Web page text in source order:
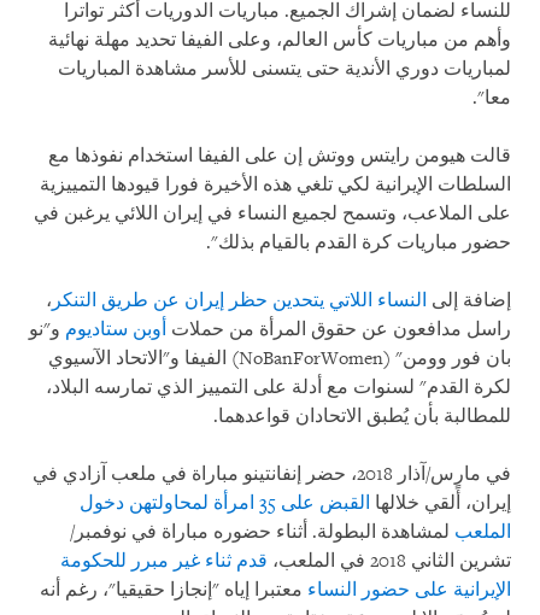
للنساء لضمان إشراك الجميع. مباريات الدوريات أكثر تواترا
وأهم من مباريات كأس العالم، وعلى الفيفا تحديد مهلة نهائية
لمباريات دوري الأندية حتى يتسنى للأسر مشاهدة المباريات
معا".
قالت هيومن رايتس ووتش إن على الفيفا استخدام نفوذها مع
السلطات الإيرانية لكي تلغي هذه الأخيرة فورا قيودها التمييزية
على الملاعب، وتسمح لجميع النساء في إيران اللائي يرغبن في
حضور مباريات كرة القدم بالقيام بذلك".
إضافة إلى النساء اللاتي يتحدين حظر إيران عن طريق التنكر ،
راسل مدافعون عن حقوق المرأة من حملات أوبن ستاديوم و"نو
بان فور وومن" (NoBanForWomen) الفيفا و"الاتحاد الآسيوي
لكرة القدم" لسنوات مع أدلة على التمييز الذي تمارسه البلاد،
للمطالبة بأن يُطبق الاتحادان قواعدهما.
في مارس/آذار 2018، حضر إنفانتينو مباراة في ملعب آزادي في
إيران، أًلقي خلالها
القبض على 35 امرأة لمحاولتهن دخول
الملعب لمشاهدة البطولة. أثناء حضوره مباراة في نوفمبر/
تشرين الثاني 2018 في الملعب،
قدم ثناء غير مبرر للحكومة
الإيرانية على حضور النساء معتبرا إياه "إنجازا حقيقيا"، رغم أنه